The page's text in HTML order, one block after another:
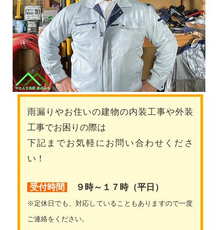
雨漏りやお住いの建物の内装工事や外装
工事でお困りの際は
下記までお気軽にお問い合わせくださ
い！
受付時間 ９時～１７時（平日）
※定休日でも、対応していることもありますので一度
ご連絡をください。